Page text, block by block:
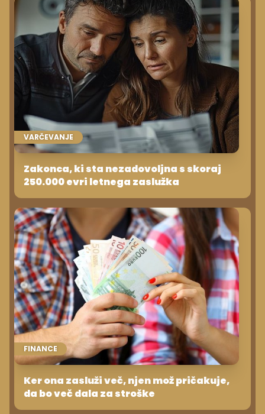
VARČEVANJE
Zakonca, ki sta nezadovoljna s skoraj
250.000 evri letnega zaslužka
FINANCE
Ker ona zasluži več, njen mož pričakuje,
da bo več dala za stroške